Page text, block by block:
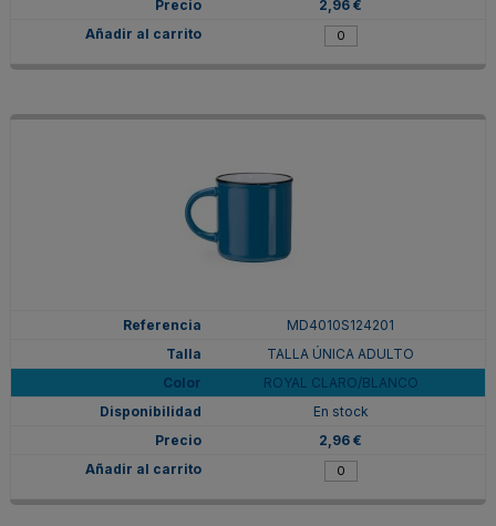
2,96 €
MD4010S124201
TALLA ÚNICA ADULTO
ROYAL CLARO/BLANCO
En stock
2,96 €